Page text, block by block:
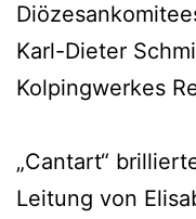
Karl-Dieter
Kolpingwerkes
„Cantart“
Leitung von